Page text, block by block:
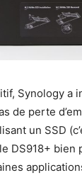
Synology a
de perte
un SSD
DS918+